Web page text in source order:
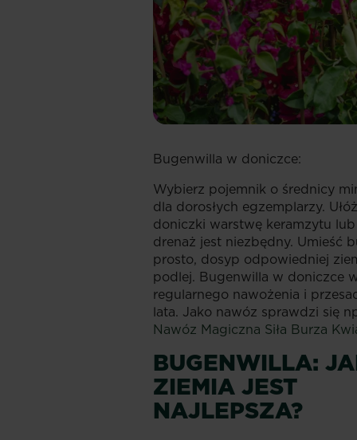
Bugenwilla w doniczce:
Wybierz pojemnik o średnicy
dla dorosłych egzemplarzy.
doniczki warstwę keramzytu
drenaż jest niezbędny. Umieść
prosto, dosyp odpowiedniej
podlej. Bugenwilla w doniczce
regularnego nawożenia i
lata. Jako nawóz sprawdzi się
Nawóz Magiczna Siła Burza
BUGENWILLA:
ZIEMIA JEST
NAJLEPSZA?